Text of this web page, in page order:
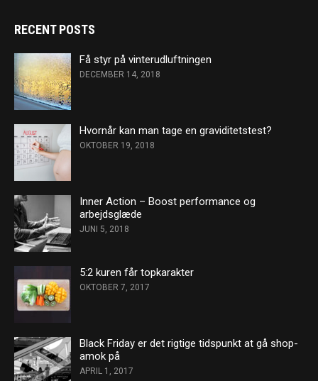
RECENT POSTS
Få styr på vinterudluftningen
DECEMBER 14, 2018
Hvornår kan man tage en graviditetstest?
OKTOBER 19, 2018
Inner Action – Boost performance og
arbejdsglæde
JUNI 5, 2018
5:2 kuren får topkarakter
OKTOBER 7, 2017
Black Friday er det rigtige tidspunkt at gå shop-
amok på
APRIL 1, 2017